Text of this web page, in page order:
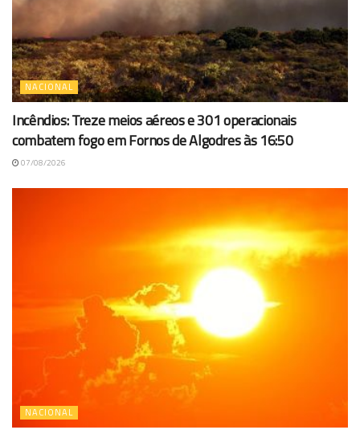
NACIONAL
Incêndios: Treze meios aéreos e 301 operacionais
combatem fogo em Fornos de Algodres às 16:50
07/08/2026
NACIONAL